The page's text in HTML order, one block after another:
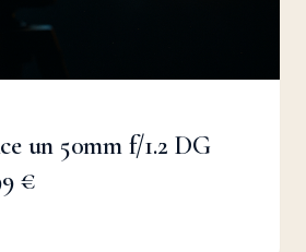
un 50mm f/1.2 DG
€